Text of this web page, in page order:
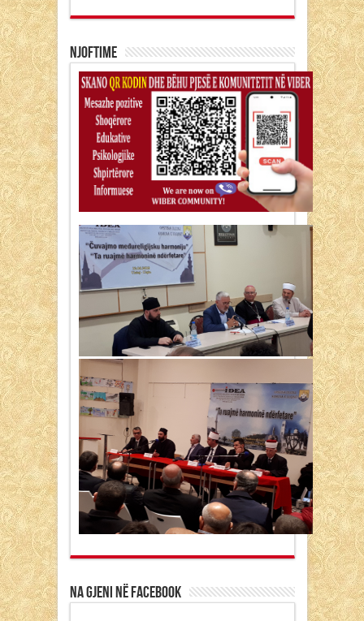
Njoftime
Na gjeni në Facebook